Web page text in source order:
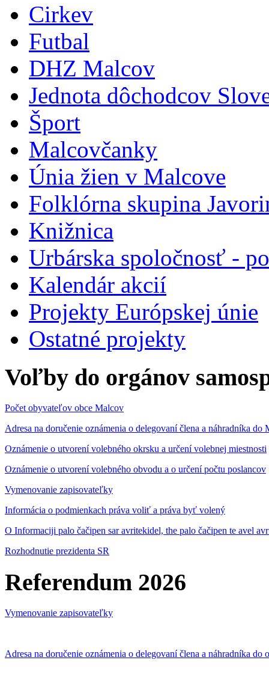
Cirkev
Futbal
DHZ Malcov
Jednota dôchodcov
Šport
Malcovčanky
Únia žien v Malcove
Folklórna skupina
Knižnica
Urbárska spoločnosť -
Kalendár akcií
Projekty Európskej únie
Ostatné projekty
Voľby do orgánov
Počet obyvateľov obce Malcov
Adresa na doručenie oznámenia o delegovaní člena a náhradníka
Oznámenie o utvorení volebného okrsku a určení volebnej miestnosti
Oznámenie o utvorení volebného obvodu a o určení počtu poslancov
Vymenovanie zapisovateľky
Informácia o podmienkach práva voliť a práva byť volený
O Informaciji palo čačipen sar avritekidel, the palo čačipen te avel
Rozhodnutie prezidenta SR
Referendum 2026
Vymenovanie zapisovateľky
Adresa na doručenie oznámenia o delegovaní člena a náhradníka